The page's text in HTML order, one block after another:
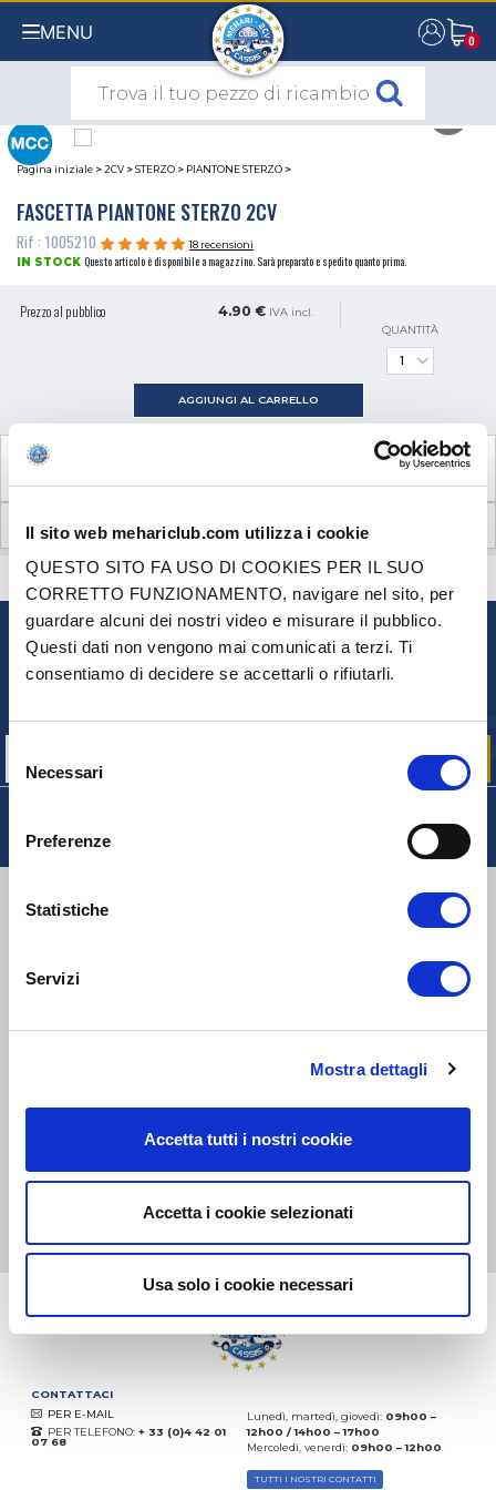
Il sito web mehariclub.com utilizza i cookie
QUESTO SITO FA USO DI COOKIES PER IL SUO
CORRETTO FUNZIONAMENTO, navigare nel sito, per
guardare alcuni dei nostri video e misurare il pubblico.
Questi dati non vengono mai comunicati a terzi. Ti
consentiamo di decidere se accettarli o rifiutarli.
delNecessari
Preferenze
Statistiche
Servizi
Mostra dettagli
Accetta tutti i nostri cookie
Accetta i cookie selezionati
Usa solo i cookie necessari
MENU 0
0
Pagina iniziale >2CV >STERZO > PIANTONE STERZO >
FASCETTA PIANTONE STERZO 2CV
Rif : 1005210
18 recensioni
IN STOCK Questo articolo è disponibile a magazzino. Sarà preparato e spedito quanto prima.
Prezzo al pubblico 4.90 € IVA incl.
QUANTITÀ
AGGIUNGI AL CARRELLO
VISUALIZZA IL PRODOTTO COMPLEMENTARE
RECENSIONI CLIENTI (18)
CONTATTACI
NEWSLETTER
EXPRESS, DPD
Eccellente:4.5/5
(dal 2018)
CONTATTACI
PER E-MAIL
PER TELEFONO: + 33 (0)4 42 01
07 68
Lunedì, martedì, giovedì: 09h00 –
12h00 / 14h00 – 17h00
Mercoledì, venerdì: 09h00 – 12h00
TUTTI I NOSTRI CONTATTI